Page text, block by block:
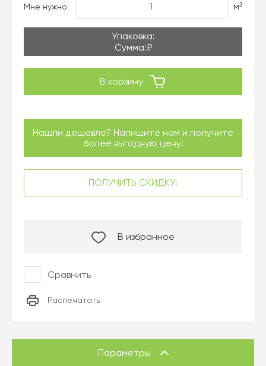
Мне нужно: м²
Упаковка:
Сумма:₽
В корзину
Нашли дешевле? Напишите нам и получите
более выгодную цену!
ПОЛУЧИТЬ СКИДКУ!
В избранное
Сравнить
Распечатать
Параметры